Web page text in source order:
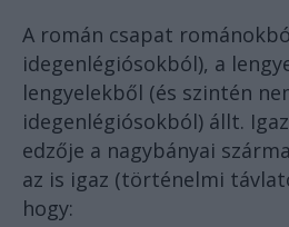
A román csapat
idegenlégiósokból), a
lengyelekből (és szintén
idegenlégiósokból) állt.
edzője a nagybányai
az is igaz (történelmi
hogy: